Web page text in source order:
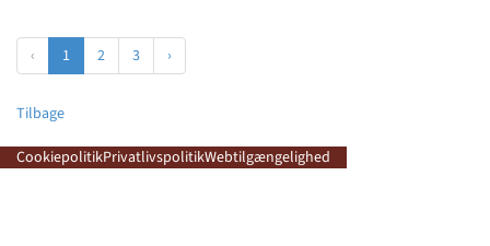
‹ 1 2 3 ›
Tilbage
CookiepolitikPrivatlivspolitikWebtilgængelighed